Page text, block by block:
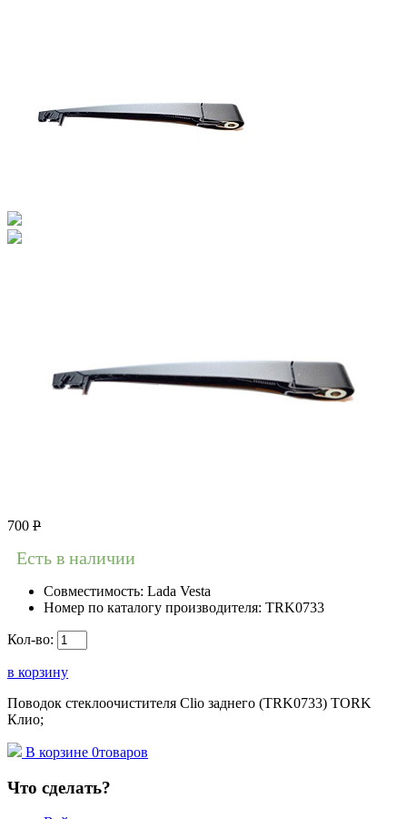
700 Р
Есть в наличии
Совместимость: Lada Vesta
Номер по каталогу производителя: TRK0733
Кол-во:
в корзину
Поводок стеклоочистителя Clio заднего (TRK0733) TORK
Клио;
В корзине 0товаров
Что сделать?